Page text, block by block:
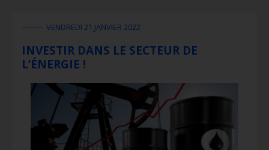
VENDREDI 21 JANVIER 2022
INVESTIR DANS LE SECTEUR DE
L’ÉNERGIE !